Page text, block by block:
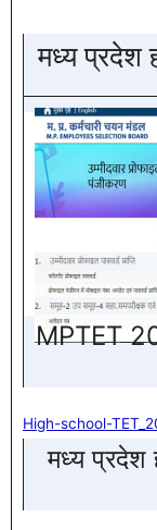
मध्य प्रदेश
MPTET
High-school-
मध्य प्रदेश